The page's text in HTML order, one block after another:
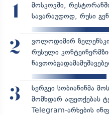
1
მოსკოვში,
სავარაუდოდ, რუსი
2
ვოლოდიმირ
რუსული
3
სერგეი სობიანინმა
მომხდარ აფეთქებას
Telegram-არხების